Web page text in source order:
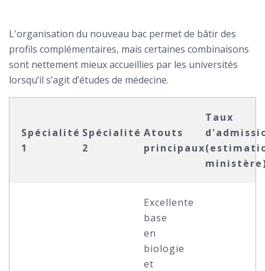
L'organisation du nouveau bac permet de bâtir des
profils complémentaires, mais certaines combinaisons
sont nettement mieux accueillies par les universités
lorsqu’il s’agit d’études de médecine.
Spécialité
1
Spécialité
2
Atouts
principaux
Taux
Excellente
base
en
biologie
et